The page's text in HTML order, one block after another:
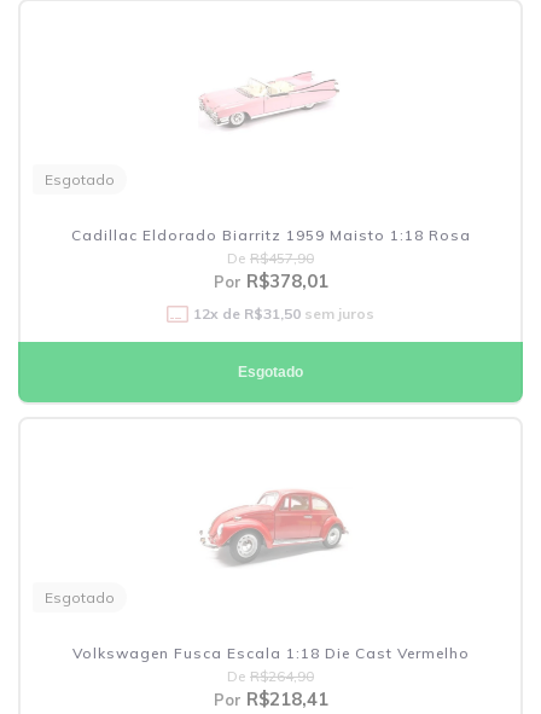
Esgotado
Cadillac Eldorado Biarritz 1959 Maisto 1:18 Rosa
De R$457,90
Por R$378,01
12x de R$31,50 sem juros
Esgotado
Esgotado
Volkswagen Fusca Escala 1:18 Die Cast Vermelho
De R$264,90
Por R$218,41